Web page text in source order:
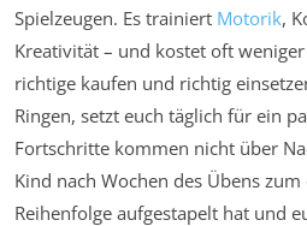
Spielzeugen. Es trainiert Motorik,
Kreativität – und kostet oft
richtige kaufen und richtig
Ringen, setzt euch täglich für ein
Fortschritte kommen nicht über
Kind nach Wochen des Übens
Reihenfolge aufgestapelt hat und